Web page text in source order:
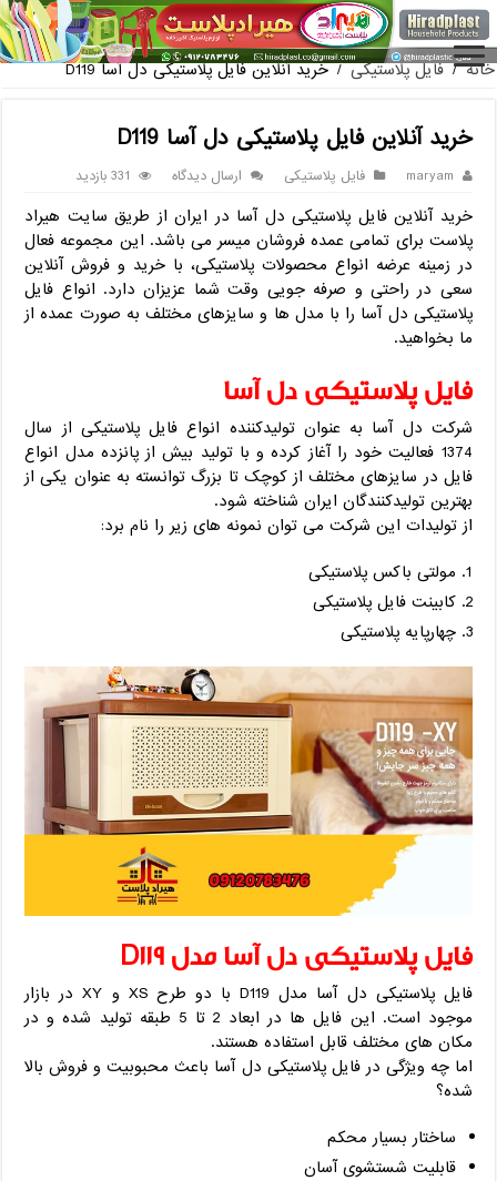
فروش گلدان پلاستیکی گلخ
خانه / فایل پلاستیکی / خرید آنلاین فایل پلاستیکی دل آسا D119
خرید آنلاین فایل پلاستیکی دل آسا D119
maryam فایل پلاستیکی ارسال دیدگاه 331 بازدید
خرید آنلاین فایل پلاستیکی دل آسا در ایران از طریق سایت هیراد
پلاست برای تمامی عمده فروشان میسر می باشد. این مجموعه فعال
در زمینه عرضه انواع محصولات پلاستیکی، با خرید و فروش آنلاین
سعی در راحتی و صرفه جویی وقت شما عزیزان دارد. انواع فایل
پلاستیکی دل آسا را با مدل ها و سایزهای مختلف به صورت عمده از
ما بخواهید.
فایل پلاستیکی دل آسا
شرکت دل آسا به عنوان تولیدکننده انواع فایل پلاستیکی از سال
1374 فعالیت خود را آغاز کرده و با تولید بیش از پانزده مدل انواع
فایل در سایزهای مختلف از کوچک تا بزرگ توانسته به عنوان یکی از
بهترین تولیدکنندگان ایران شناخته شود.
از تولیدات این شرکت می توان نمونه های زیر را نام برد:
مولتی باکس پلاستیکی
کابینت فایل پلاستیکی
چهارپایه پلاستیکی
فایل پلاستیکی دل آسا مدل D119
فایل پلاستیکی دل آسا مدل D119 با دو طرح XS و XY در بازار
موجود است. این فایل ها در ابعاد 2 تا 5 طبقه تولید شده و در
مکان های مختلف قابل استفاده هستند.
اما چه ویژگی در فایل پلاستیکی دل آسا باعث محبوبیت و فروش بالا
شده؟
ساختار بسیار محکم
قابلیت شستشوی آسان